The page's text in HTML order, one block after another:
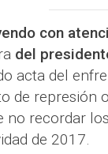
con
del
acta del
de represión
no recordar
de 2017.